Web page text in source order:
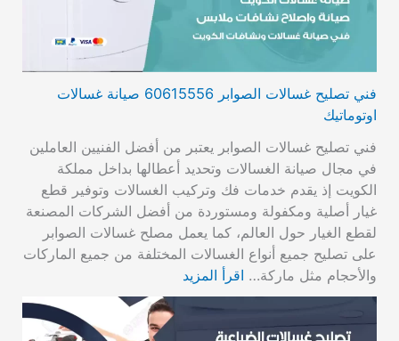
فني تصليح غسالات الصوابر 60615556 صيانة غسالات
اوتوماتيك
فني تصليح غسالات الصوابر يعتبر من أفضل الفنيين العاملين
في مجال صيانة الغسالات وتحديد أعطالها بداخل مملكة
الكويت إذ يقدم خدمات فك وتركيب الغسالات وتوفير قطع
غيار أصلية ومكفولة ومستوردة من أفضل الشركات المصنعة
لقطع الغيار حول العالم، كما يعمل مصلح غسالات الصوابر
على تصليح جميع أنواع الغسالات المختلفة من جميع الماركات
والأحجام مثل ماركة… اقرأ المزيد